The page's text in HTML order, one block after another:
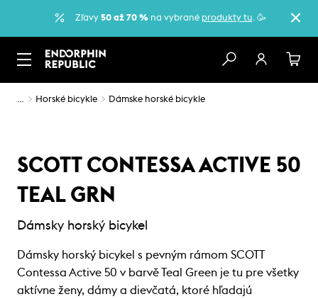
Zľavy 50 až 70 %na vybrané produkty tu. 🥳
… Horské bicykle Dámske horské bicykle
SCOTT CONTESSA ACTIVE 50
TEAL GRN
Dámsky horský bicykel
Dámsky horský bicykel s pevným rámom SCOTT
Contessa Active 50 v barvě Teal Green je tu pre všetky
aktívne ženy, dámy a dievčatá, ktoré hľadajú